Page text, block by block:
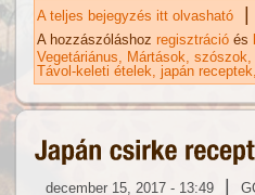
A teljes bejegyzés itt olvasható |
A hozzászóláshoz regisztráció és
Vegetáriánus
Mártások, szószok
Távol-keleti ételek
japán receptek
december 15, 2017 - 13:49 |